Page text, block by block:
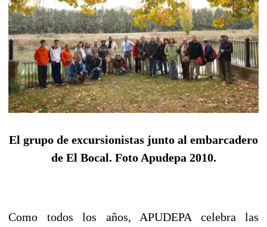
El grupo de excursionistas junto al embarcadero
de El Bocal. Foto Apudepa 2010.
Como todos los años, APUDEPA celebra las